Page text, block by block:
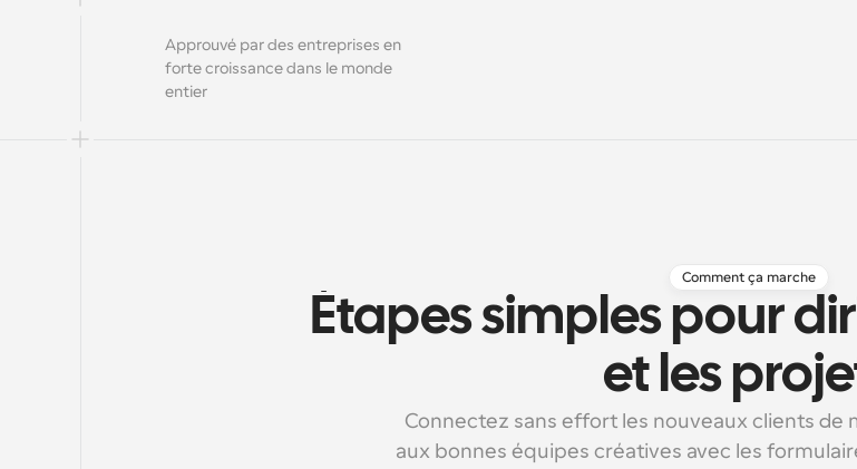
Approuvé par des entreprises en
forte croissance dans le monde
entier
Comment ça marche
Étapes simples pour
et les
Connectez sans effort les nouveaux clients de
aux bonnes équipes créatives avec les